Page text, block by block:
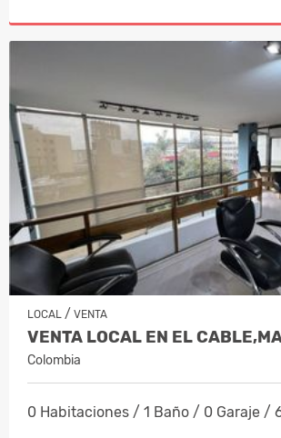
LOCAL / VENTA
Colombia
0 Habitaciones / 1 Baño / 0 Garaje /